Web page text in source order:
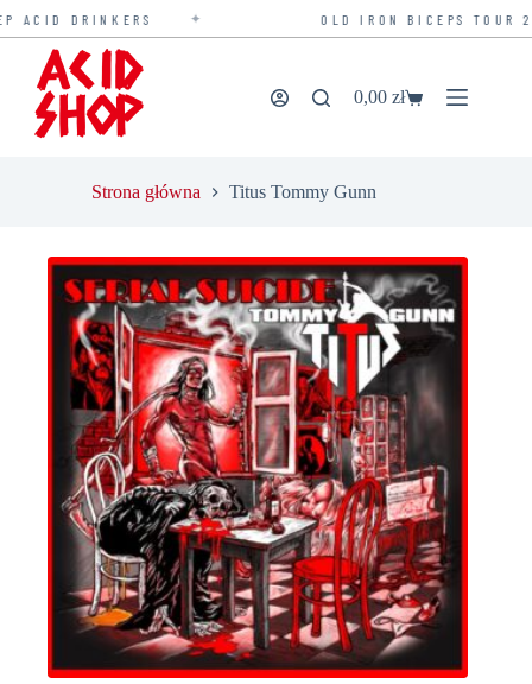
DRINKERS OLD IRON BICEPS TOUR
Przejdź
treści
Koszyk
0,00zł
Strona główna Titus Tommy Gunn